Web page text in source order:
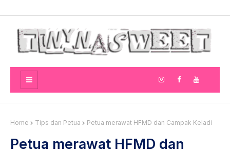
Home Tips dan Petua Petua merawat HFMD dan Campak Keladi
Petua merawat HFMD dan